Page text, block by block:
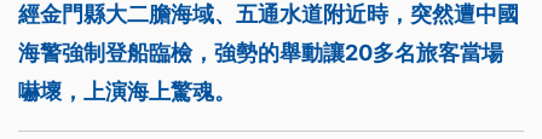
經金門縣大二膽海域、五通水道附近時，突然遭中國
海警強制登船臨檢，強勢的舉動讓20多名旅客當場
嚇壞，上演海上驚魂。